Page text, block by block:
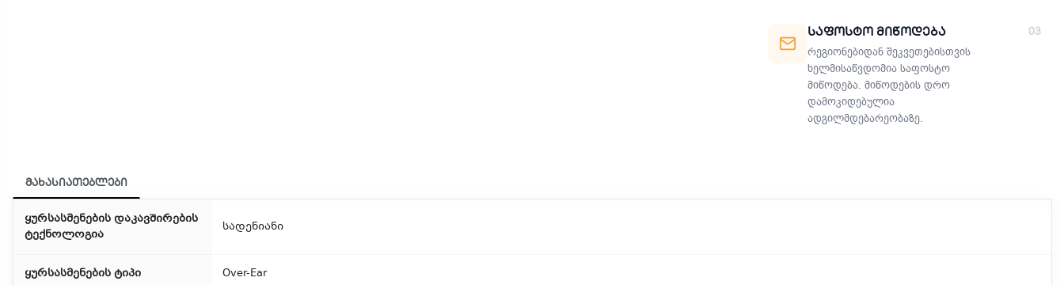
03
Საფოსტო Მიწოდება
რეგიონებიდან შეკვეთებისთვის
ხელმისაწვდომია საფოსტო
მიწოდება. მიწოდების დრო
დამოკიდებულია
ადგილმდებარეობაზე.
მახასიათებლები
ყურსასმენების დაკავშირების
ტექნოლოგია
სადენიანი
ყურსასმენების ტიპი Over-Ear